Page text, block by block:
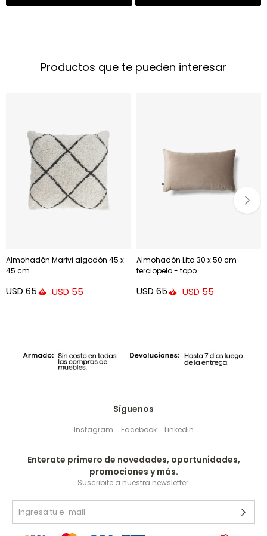
Productos que te pueden interesar
Almohadón Marivi algodón 45 x
45 cm
USD 65 USD 55
Almohadón Lita 30 x 50 cm
terciopelo - topo
USD 65 USD 55
Síguenos
Instagram Facebook Linkedin
Enterate primero de novedades, oportunidades,
promociones y más.
Suscribite a nuestra newsletter.